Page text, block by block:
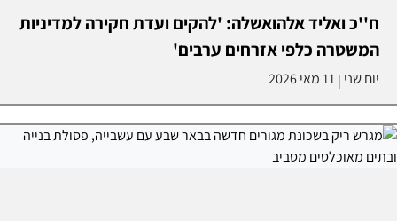
ח''כ ואליד אלהואשלה: 'להקים ועדת חקירה למדיניות
המשטרה כלפי אזרחים ערבים'
יום שני |11 מאי 2026